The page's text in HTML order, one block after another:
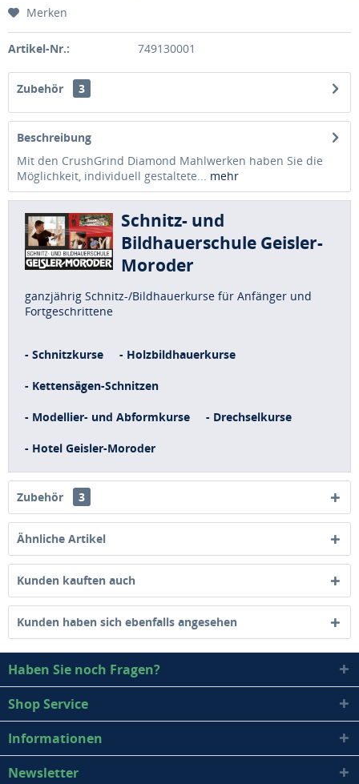
Merken
Artikel-Nr.: 749130001
Zubehör 3
Beschreibung
Mit den CrushGrind Diamond Mahlwerken haben Sie die
Möglichkeit, individuell gestaltete... mehr
Schnitz- und
Bildhauerschule Geisler-
Moroder
ganzjährig Schnitz-/Bildhauerkurse für Anfänger und
Fortgeschrittene
- Schnitzkurse - Holzbildhauerkurse
- Kettensägen-Schnitzen
- Modellier- und Abformkurse - Drechselkurse
- Hotel Geisler-Moroder
Zubehör 3
Ähnliche Artikel
Kunden kauften auch
Kunden haben sich ebenfalls angesehen
Haben Sie noch Fragen?
Shop Service
Informationen
Newsletter